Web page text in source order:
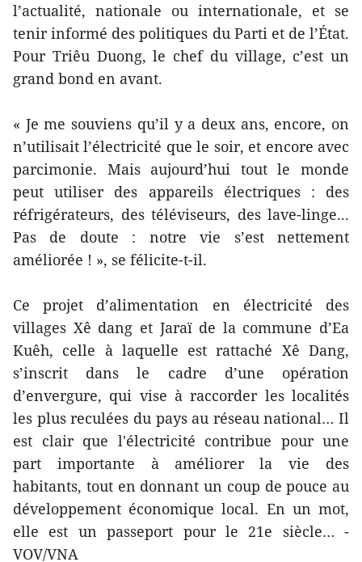
l’actualité, nationale ou internationale, et se
tenir informé des politiques du Parti et de l’État.
Pour Triêu Duong, le chef du village, c’est un
grand bond en avant.
« Je me souviens qu’il y a deux ans, encore, on
n’utilisait l’électricité que le soir, et encore avec
parcimonie. Mais aujourd’hui tout le monde
peut utiliser des appareils électriques : des
réfrigérateurs, des téléviseurs, des lave-linge...
Pas de doute : notre vie s’est nettement
améliorée ! », se félicite-t-il.
Ce projet d’alimentation en électricité des
villages Xê dang et Jaraï de la commune d’Ea
Kuêh, celle à laquelle est rattaché Xê Dang,
s’inscrit dans le cadre d’une opération
d’envergure, qui vise à raccorder les localités
les plus reculées du pays au réseau national… Il
est clair que l'électricité contribue pour une
part importante à améliorer la vie des
habitants, tout en donnant un coup de pouce au
développement économique local. En un mot,
elle est un passeport pour le 21e siècle… -
VOV/VNA